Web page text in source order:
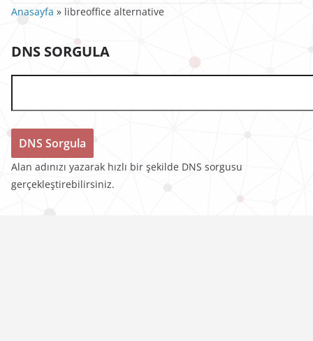
Anasayfa » libreoffice alternative
DNS SORGULA
Alan adınızı yazarak hızlı bir şekilde DNS sorgusu
gerçekleştirebilirsiniz.